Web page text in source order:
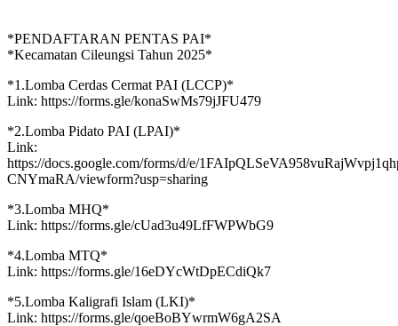
*PENDAFTARAN PENTAS PAI*
*Kecamatan Cileungsi Tahun 2025*
*1.Lomba Cerdas Cermat PAI (LCCP)*
Link: https://forms.gle/konaSwMs79jJFU479
*2.Lomba Pidato PAI (LPAI)*
Link:
https://docs.google.com/forms/d/e/
CNYmaRA/viewform?usp=sharing
*3.Lomba MHQ*
Link: https://forms.gle/cUad3u49LfFWPWbG9
*4.Lomba MTQ*
Link: https://forms.gle/16eDYcWtDpECdiQk7
*5.Lomba Kaligrafi Islam (LKI)*
Link: https://forms.gle/qoeBoBYwrmW6gA2SA